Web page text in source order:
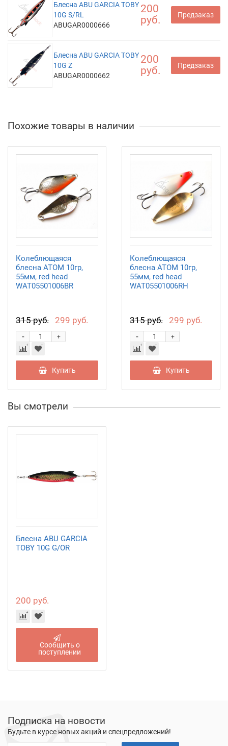
Блесна ABU GARCIA TOBY
10G S/RL
ABUGAR0000666
200
руб.
Предзаказ
Блесна ABU GARCIA TOBY
10G Z
ABUGAR0000662
200
руб.
Предзаказ
Похожие товары в наличии
Колеблющаяся
блесна АТОМ 10гр,
55мм, red head
WAT05501006BR
315 руб. 299 руб.
+
-
Купить
Колеблющаяся
блесна АТОМ 10гр,
55мм, red head
WAT05501006RH
315 руб. 299 руб.
+
-
Купить
Вы смотрели
Блесна ABU GARCIA
TOBY 10G G/OR
200 руб.
Сообщить о
поступлении
Подписка на новости
Будьте в курсе новых акций и спецпредложений!